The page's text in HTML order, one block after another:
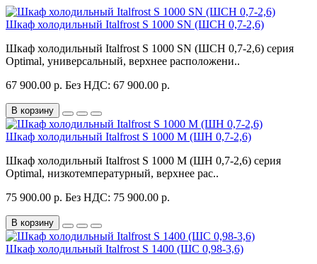
Шкаф холодильный Italfrost S 1000 SN (ШСН 0,7-2,6)
Шкаф холодильный Italfrost S 1000 SN (ШСН 0,7-2,6) серия
Optimal, универсальный, верхнее расположени..
67 900.00 р. Без НДС: 67 900.00 р.
В корзину
Шкаф холодильный Italfrost S 1000 M (ШН 0,7-2,6)
Шкаф холодильный Italfrost S 1000 M (ШН 0,7-2,6) серия
Optimal, низкотемпературный, верхнее рас..
75 900.00 р. Без НДС: 75 900.00 р.
В корзину
Шкаф холодильный Italfrost S 1400 (ШС 0,98-3,6)